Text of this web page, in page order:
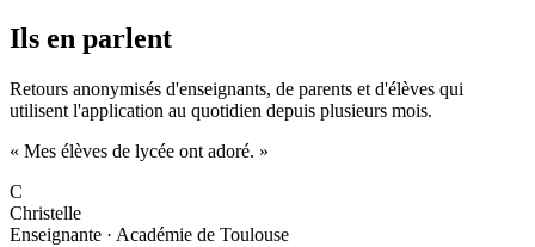
Ils en parlent
Retours anonymisés d'enseignants, de parents et d'élèves qui
utilisent l'application au quotidien depuis plusieurs mois.
« Mes élèves de lycée ont adoré. »
C
Christelle
Enseignante · Académie de Toulouse